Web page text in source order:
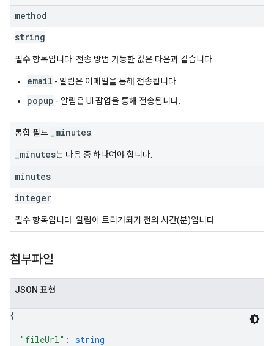
method
string
필수 항목입니다. 전송 방법 가능한 값은 다음과 같습니다.
email - 알림은 이메일을 통해 전송됩니다.
popup - 알림은 UI 팝업을 통해 전송됩니다.
통합 필드 _minutes
_minutes는 다음 중 하나여야 합니다.
minutes
integer
필수 항목입니다. 알림이 트리거되기 전의 시간(분)입니다.
첨부파일
JSON 표현
{
"fileUrl" : string